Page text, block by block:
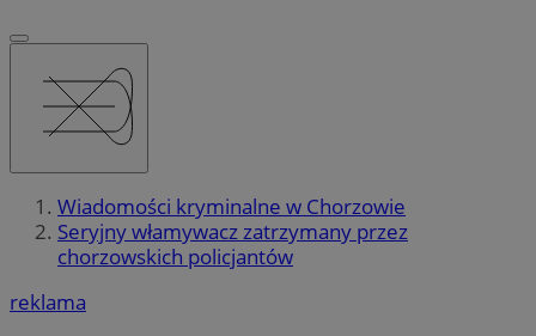
Wiadomości kryminalne w Chorzowie
Seryjny włamywacz zatrzymany przez
chorzowskich policjantów
reklama